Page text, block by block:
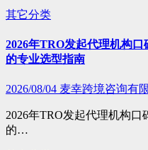
其它分类
2026年TRO发起代理机构
的专业选型指南
2026/08/04 麦幸跨境咨询有
2026年TRO发起代理机构
的…